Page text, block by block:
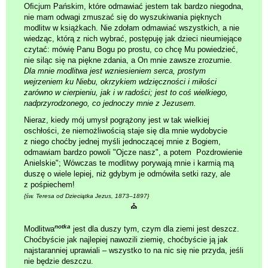
Oﬁcjum Pańskim, które odmawiać jestem tak bardzo niegodna,
nie mam odwagi zmuszać się do wyszukiwania pięknych
modlitw w książkach. Nie zdołam odmawiać wszystkich, a nie
wiedząc, którą z nich wybrać, postępuję jak dzieci nieumiejące
czytać: mówię Panu Bogu po prostu, co chcę Mu powiedzieć,
nie siląc się na piękne zdania, a On mnie zawsze zrozumie.
Dla mnie modlitwa jest wzniesieniem serca, prostym
wejrzeniem ku Niebu, okrzykiem wdzięczności i miłości
zarówno w cierpieniu, jak i w radości; jest to coś wielkiego,
nadprzyrodzonego, co jednoczy mnie z Jezusem.
Nieraz, kiedy mój umysł pogrążony jest w tak wielkiej
oschłości, że niemożliwością staje się dla mnie wydobycie
z niego choćby jednej myśli jednoczącej mnie z Bogiem,
odmawiam bardzo powoli "Ojcze nasz", a potem Pozdrowienie
Anielskie"; Wówczas te modlitwy porywają mnie i karmią mą
duszę o wiele lepiej, niż gdybym je odmówiła setki razy, ale
z pośpiechem!
{św. Teresa od Dzieciątka Jezus , 1873–1897}
⛪
Modlitwanotka jest dla duszy tym, czym dla ziemi jest deszcz.
Choćbyście jak najlepiej nawozili ziemię, choćbyście ją jak
najstaranniej uprawiali – wszystko to na nic się nie przyda, jeśli
nie będzie deszczu.